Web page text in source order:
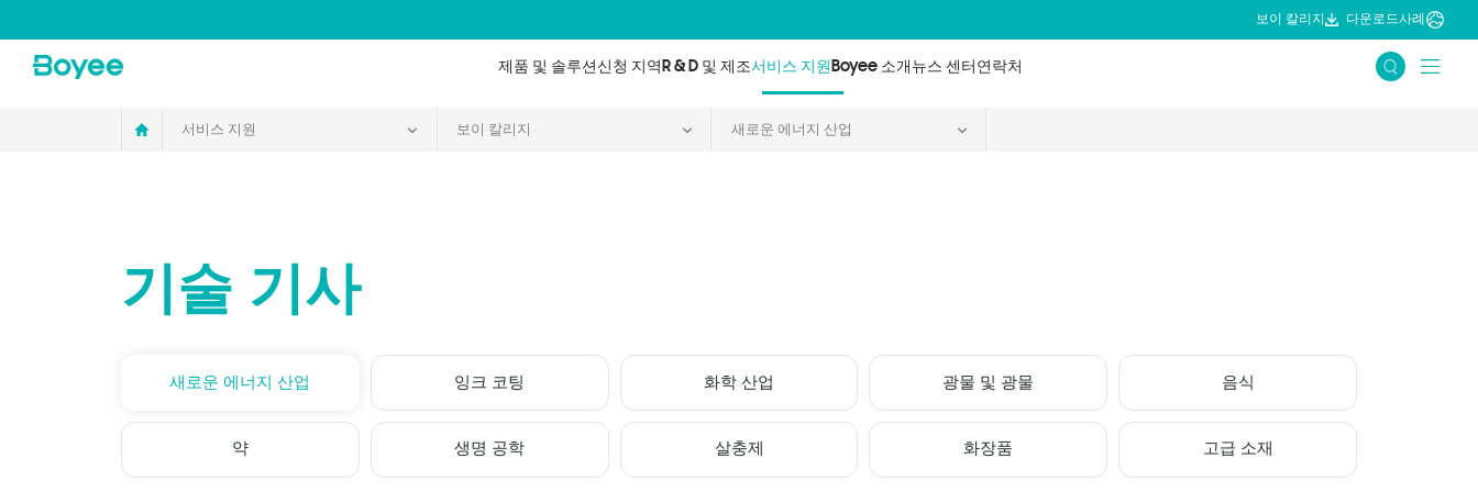
Center
보이 칼리지 다운로드사례
제품 및 솔루션 신청 지역 R & D 및 제조서비스 지원 Boyee 소개 뉴스 센터 연락처
서비스 지원 보이 칼리지 새로운 에너지 산업
기술 기사
새로운 에너지 산업 잉크 코팅 화학 산업 광물 및 광물 음식
약 생명 공학 살충제 화장품 고급 소재